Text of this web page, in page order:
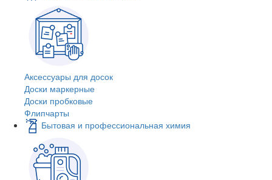
Аксессуары для досок
Доски маркерные
Доски пробковые
Флипчарты
Бытовая и профессиональная химия